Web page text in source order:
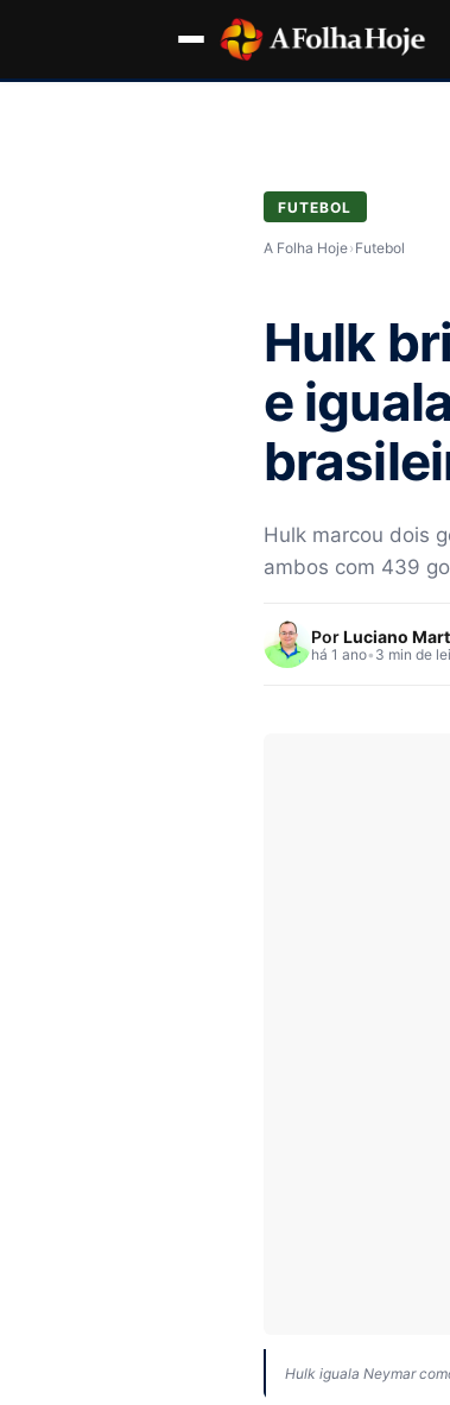
FUTEBOL
A Folha Hoje› Futebol
Hulk
e
Hulk marcou dois
ambos com 439
PorLuciano
há 1 ano• 3 min de
Hulk iguala Neymar